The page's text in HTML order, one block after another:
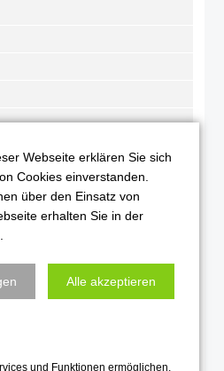
Webseite erklären Sie sich
Cookies einverstanden.
über den Einsatz von
erhalten Sie in der
Alle akzeptieren
und Funktionen ermöglichen,